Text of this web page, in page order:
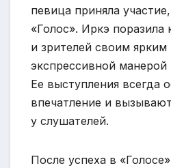
певица приняла
«Голос». Иркэ поразила
и зрителей своим ярким
экспрессивной манерой
Ее выступления всегда
впечатление и
у слушателей.
После успеха в